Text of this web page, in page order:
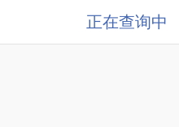
正在查询中